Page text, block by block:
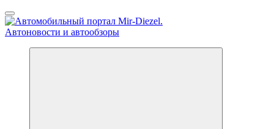
Перейти
к
содержанию
Справочник автомобилиста. Обзор новинок популярных